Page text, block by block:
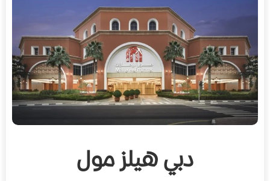
دبي هيلز مول